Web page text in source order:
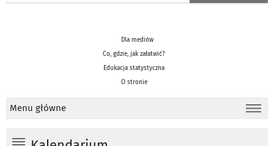
Dla mediów
Co, gdzie, jak załatwić?
Edukacja statystyczna
O stronie
Menu główne